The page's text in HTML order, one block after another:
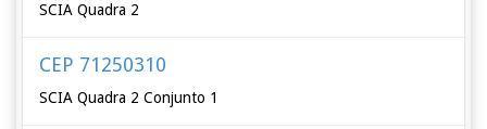
SCIA Quadra 2
CEP 71250310
SCIA Quadra 2 Conjunto 1